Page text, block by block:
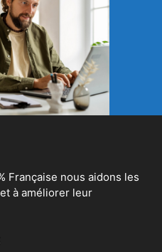
Française nous aidons les
à améliorer leur